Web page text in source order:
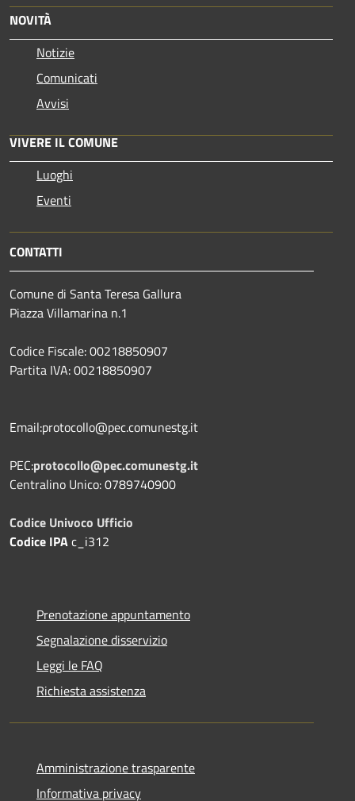
NOVITÀ
Notizie
Comunicati
Avvisi
VIVERE IL COMUNE
Luoghi
Eventi
CONTATTI
Comune di Santa Teresa Gallura
Piazza Villamarina n.1
Codice Fiscale: 00218850907
Partita IVA: 00218850907
Email:protocollo@pec.comunestg.it
PEC:protocollo@pec.comunestg.it
Centralino Unico: 0789740900
Codice Univoco Ufficio
Codice IPAc_i312
Prenotazione appuntamento
Segnalazione disservizio
Leggi le FAQ
Richiesta assistenza
Amministrazione trasparente
Informativa privacy